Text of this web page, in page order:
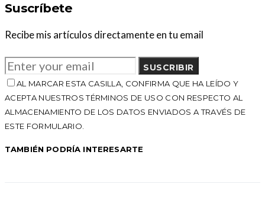
Suscríbete
Recibe mis artículos directamente en tu email
SUSCRIBIR
AL MARCAR ESTA CASILLA, CONFIRMA QUE HA LEÍDO Y
ACEPTA NUESTROS TÉRMINOS DE USO CON RESPECTO AL
ALMACENAMIENTO DE LOS DATOS ENVIADOS A TRAVÉS DE
ESTE FORMULARIO.
TAMBIÉN PODRÍA INTERESARTE